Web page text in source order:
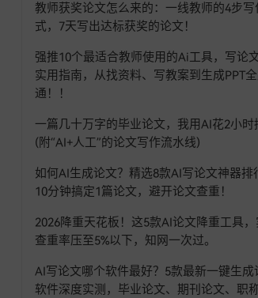
教师获奖论文怎么来的：一线教师的4步写
式，7天写出达标获奖的论文！
强推10个最适合教师使用的Ai工具，写论
实用指南，从找资料、写教案到生成PPT
通！！
一篇几十万字的毕业论文，我用AI花2小时
(附“AI+人工”的论文写作流水线)
如何AI生成论文？精选8款AI写论文神器排
10分钟搞定1篇论文，避开论文查重！
2026降重天花板！这5款AI论文降重工具
查重率压至5%以下，知网一次过。
AI写论文哪个软件最好？5款最新一键生成
软件深度实测，毕业论文、期刊论文、职